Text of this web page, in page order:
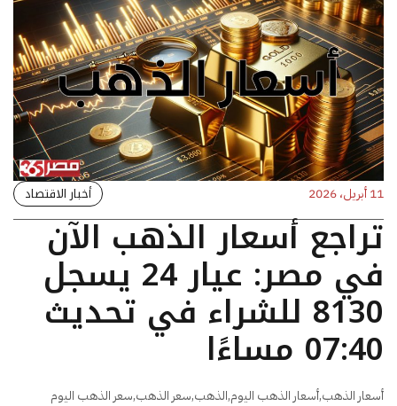
11 أبريل، 2026 أخبار الاقتصاد
تراجع أسعار الذهب الآن
في مصر: عيار 24 يسجل
8130 للشراء في تحديث
07:40 مساءًا
أسعار الذهب,أسعار الذهب اليوم,الذهب,سعر الذهب,سعر الذهب اليوم